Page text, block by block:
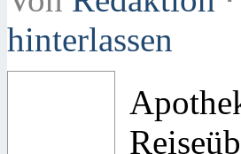
hinterlassen